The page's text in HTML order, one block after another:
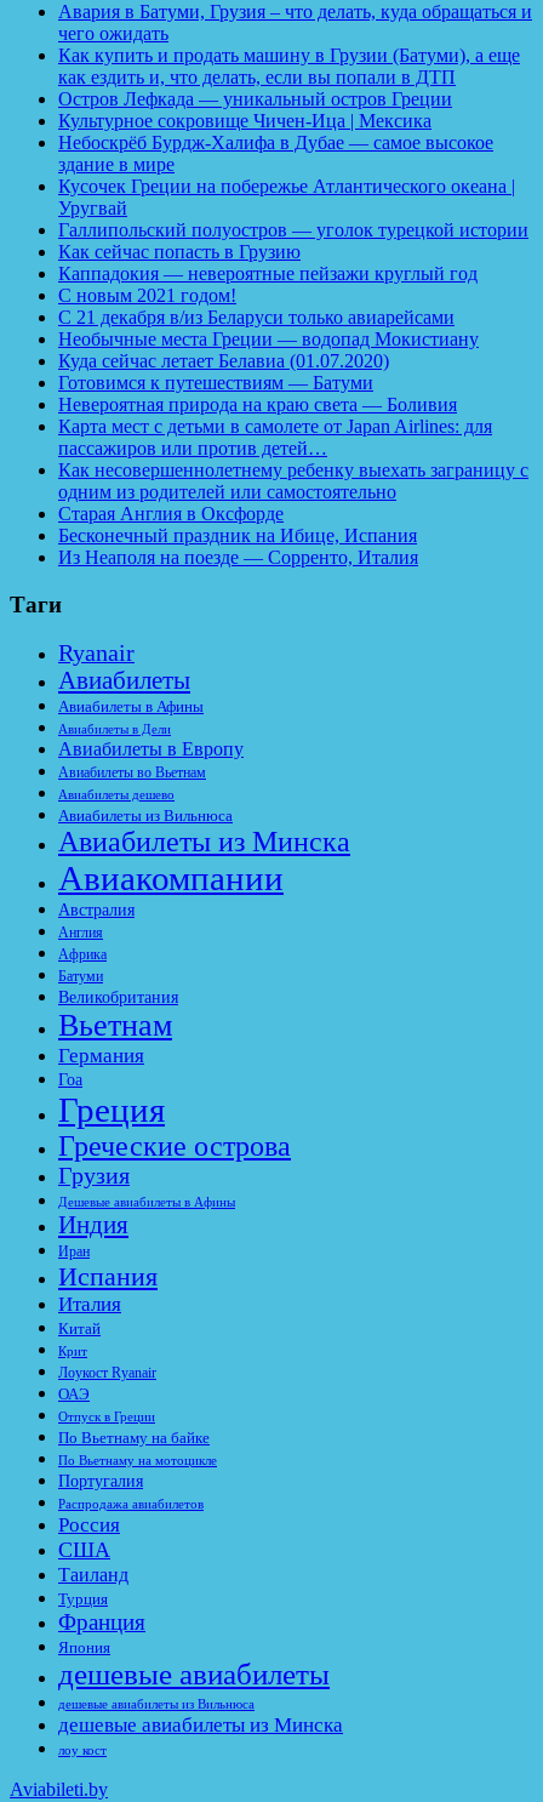
Авария в Батуми, Грузия – что делать, куда обращаться и
чего ожидать
Как купить и продать машину в Грузии (Батуми), а еще
как ездить и, что делать, если вы попали в ДТП
Остров Лефкада — уникальный остров Греции
Культурное сокровище Чичен-Ица | Мексика
Небоскрёб Бурдж-Халифа в Дубае — самое высокое
здание в мире
Кусочек Греции на побережье Атлантического океана |
Уругвай
Галлипольский полуостров — уголок турецкой истории
Как сейчас попасть в Грузию
Каппадокия — невероятные пейзажи круглый год
С новым 2021 годом!
С 21 декабря в/из Беларуси только авиарейсами
Необычные места Греции — водопад Мокистиану
Куда сейчас летает Белавиа (01.07.2020)
Готовимся к путешествиям — Батуми
Невероятная природа на краю света — Боливия
Карта мест с детьми в самолете от Japan Airlines: для
пассажиров или против детей…
Как несовершеннолетнему ребенку выехать заграницу с
одним из родителей или самостоятельно
Старая Англия в Оксфорде
Бесконечный праздник на Ибице, Испания
Из Неаполя на поезде — Сорренто, Италия
Таги
Ryanair
Авиабилеты
Авиабилеты в Афины
Авиабилеты в Дели
Авиабилеты в Европу
Авиабилеты во Вьетнам
Авиабилеты дешево
Авиабилеты из Вильнюса
Авиабилеты из Минска
Авиакомпании
Австралия
Англия
Африка
Батуми
Великобритания
Вьетнам
Германия
Гоа
Греция
Греческие острова
Грузия
Дешевые авиабилеты в Афины
Индия
Иран
Испания
Италия
Китай
Крит
Лоукост Ryanair
ОАЭ
Отпуск в Греции
По Вьетнаму на байке
По Вьетнаму на мотоцикле
Португалия
Распродажа авиабилетов
Россия
США
Таиланд
Турция
Франция
Япония
дешевые авиабилеты
дешевые авиабилеты из Вильнюса
дешевые авиабилеты из Минска
лоу кост
Aviabileti.by